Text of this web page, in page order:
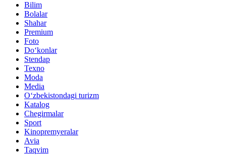
Bilim
Bolalar
Shahar
Premium
Foto
Do‘konlar
Stendap
Texno
Moda
Media
O‘zbekistondagi turizm
Katalog
Chegirmalar
Sport
Kinopremyeralar
Avia
Taqvim